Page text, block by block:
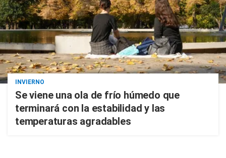
INVIERNO
Se viene una ola de frío húmedo que
terminará con la estabilidad y las
temperaturas agradables